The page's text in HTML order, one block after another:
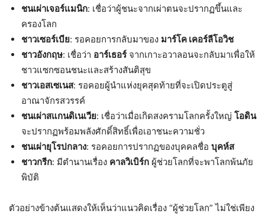
ชนเผ่าเจอร์แมนิก: เชื่อว่าผู้ชนะจากเผ่าตนจะปรากฏขึ้นและ
ครองโลก
ชาวเซอร์เบีย: รอคอยการกลับมาของ มาร์โค เคอร์ลีโอวิช
ชาวอังกฤษ: เชื่อว่า อาร์เธอร์จากเกาะอวาลอนจะกลับมาเพื่อให้
ชาวแซกซอนชนะและสร้างสันติสุข
ชาวเอสเซเนส: รอคอยผู้นำแห่งยุคสุดท้ายที่จะเปิดประตูสู่
อาณาจักรสวรรค์
ชนเผ่าสแกนดิเนเวีย: เชื่อว่าเมื่อเกิดสงครามโลกครั้งใหญ่ โอดิน
จะปรากฏพร้อมพลังศักดิ์สิทธิ์เพื่อเอาชนะความชั่ว
ชนเผ่ายุโรปกลาง: รอคอยการปรากฏของบุคคลชื่อ บุคห์ส
ชาวกรีก: มีตำนานเรื่อง คาลวิเบิร์ก ผู้ช่วยโลกที่จะพาโลกพ้นภัย
พิบัติ
ตัวอย่างข้างต้นแสดงให้เห็นว่าแนวคิดเรื่อง “ผู้ช่วยโลก” ไม่ใช่เพียง